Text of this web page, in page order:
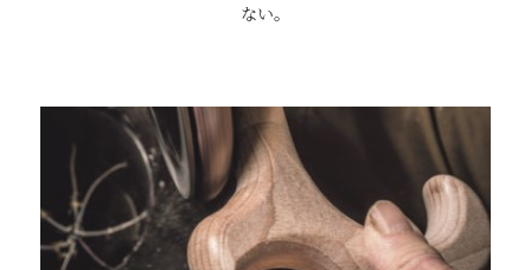
ない。